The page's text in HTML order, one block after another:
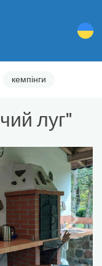
кемпінги
луг"